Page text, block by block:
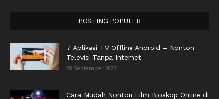
POSTING POPULER
7 Aplikasi TV Offline Android – Nonton
Televisi Tanpa Internet
28 September 2023
Cara Mudah Nonton Film Bioskop Online di